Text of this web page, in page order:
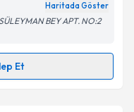
ilişkin
Aydınlatma
belirtilen
ediyorum.
Gönder
Haritada Göster
BEY APT. NO:2
Et